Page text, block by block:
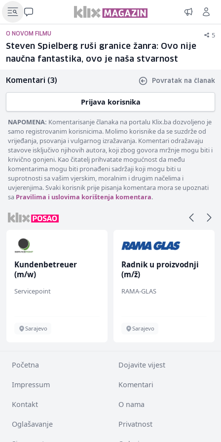
O NOVOM FILMU 5
Steven Spielberg ruši granice žanra: Ovo nije
naučna fantastika, ovo je naša stvarnost
Komentari (3) Povratak na članak
Prijava korisnika
NAPOMENA: Komentarisanje članaka na portalu Klix.ba dozvoljeno je
samo registrovanim korisnicima. Molimo korisnike da se suzdrže od
vrijeđanja, psovanja i vulgarnog izražavanja. Komentari odražavaju
stavove isključivo njihovih autora, koji zbog govora mržnje mogu biti i
krivično gonjeni. Kao čitatelj prihvatate mogućnost da među
komentarima mogu biti pronađeni sadržaji koji mogu biti u
suprotnosti sa vašim vjerskim, moralnim i drugim načelima i
uvjerenjima. Svaki korisnik prije pisanja komentara mora se upoznati
sa Pravilima i uslovima korištenja komentara.
Kundenbetreuer
(m/w)
Servicepoint
Sarajevo
Radnik u proizvodnji
(m/ž)
RAMA-GLAS
Sarajevo
Početna Dojavite vijest
Impressum Komentari
Kontakt O nama
Oglašavanje Privatnost